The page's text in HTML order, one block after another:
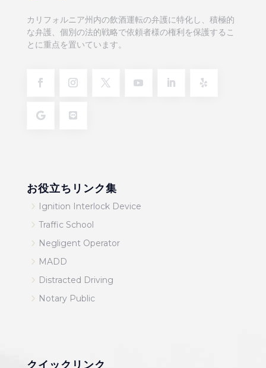
カリフォルニア州内の飲酒運転の弁護に特化し、積極的
な弁護、個別の法的戦略で依頼者様の権利を保護するこ
とに重点を置いています。
お役立ちリンク集
5 Ignition Interlock Device
5 Traffic School
5 Negligent Operator
5 MADD
5 Distracted Driving
5 Notary Public
クイックリンク